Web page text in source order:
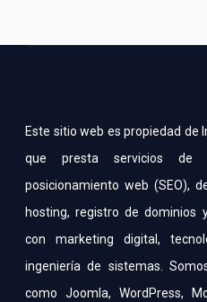
Este sitio web es propiedad de
que presta servicios de
posicionamiento web (SEO),
hosting, registro de dominios
con marketing digital,
ingeniería de sistemas.
como Joomla, WordPress,